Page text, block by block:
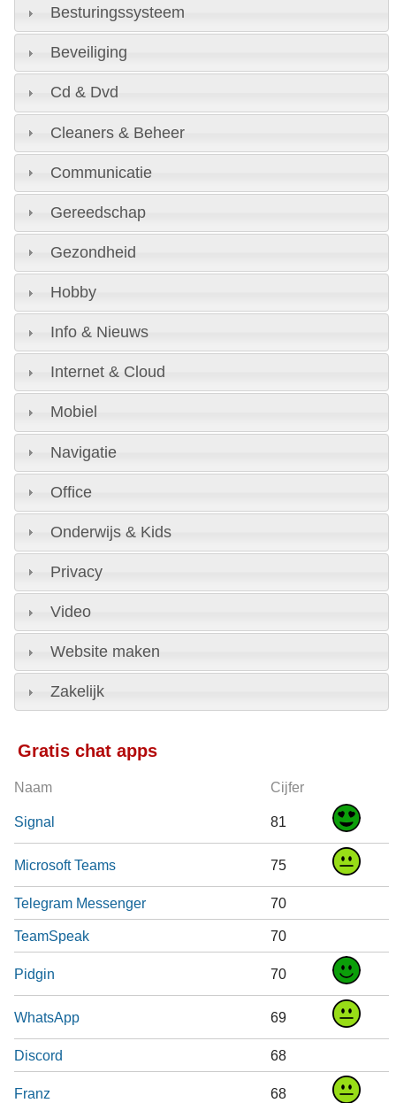
Besturingssysteem
Beveiliging
Cd & Dvd
Cleaners & Beheer
Communicatie
Gereedschap
Gezondheid
Hobby
Info & Nieuws
Internet & Cloud
Mobiel
Navigatie
Office
Onderwijs & Kids
Privacy
Video
Website maken
Zakelijk
Gratis chat apps
Naam Cijfer
Signal 81
Microsoft Teams 75
Telegram Messenger 70
TeamSpeak 70
Pidgin 70
WhatsApp 69
Discord 68
Franz 68